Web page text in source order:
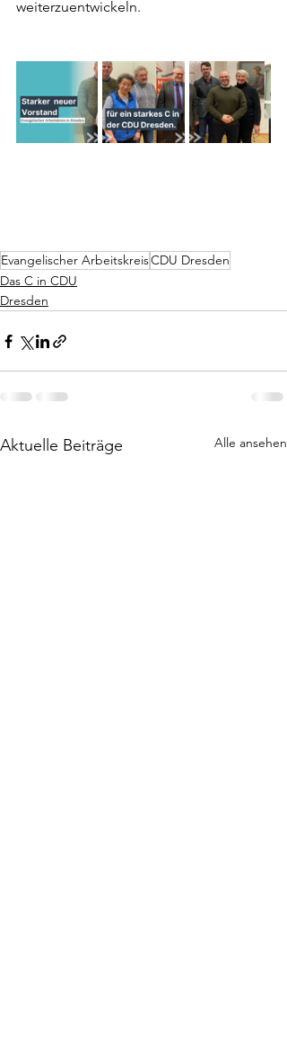
weiterzuentwickeln.
Evangelischer ArbeitskreisCDU Dresden
Das C in CDU
Dresden
Aktuelle Beiträge Alle ansehen